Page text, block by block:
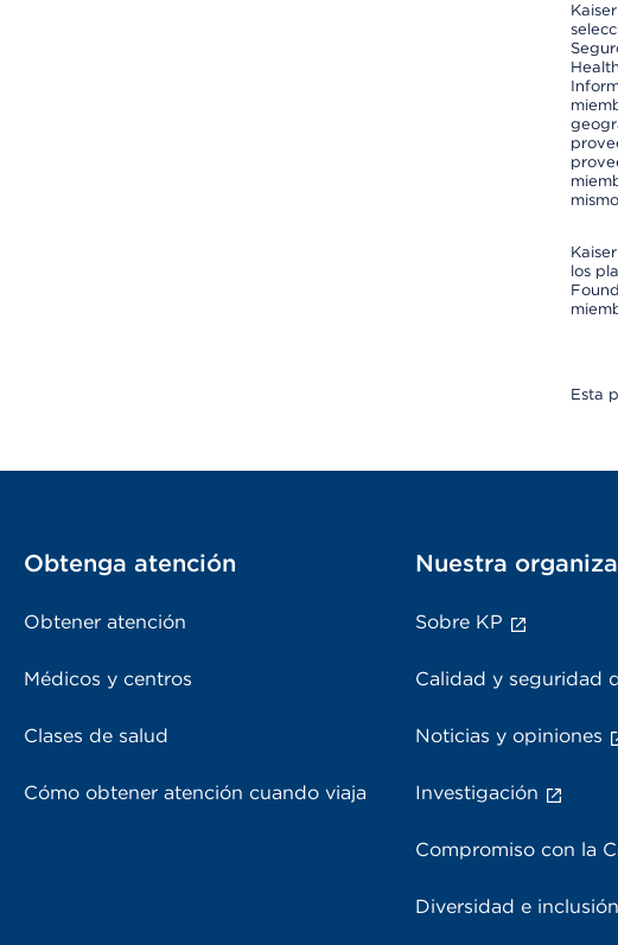
los
Esta
Obtenga atención
Obtener atención
Médicos y centros
Clases de salud
Cómo obtener atención cuando viaja
Nuestra
Sobre KP
Calidad y seguridad
Noticias y opiniones
Investigación
Compromiso con la
Diversidad e inclusión